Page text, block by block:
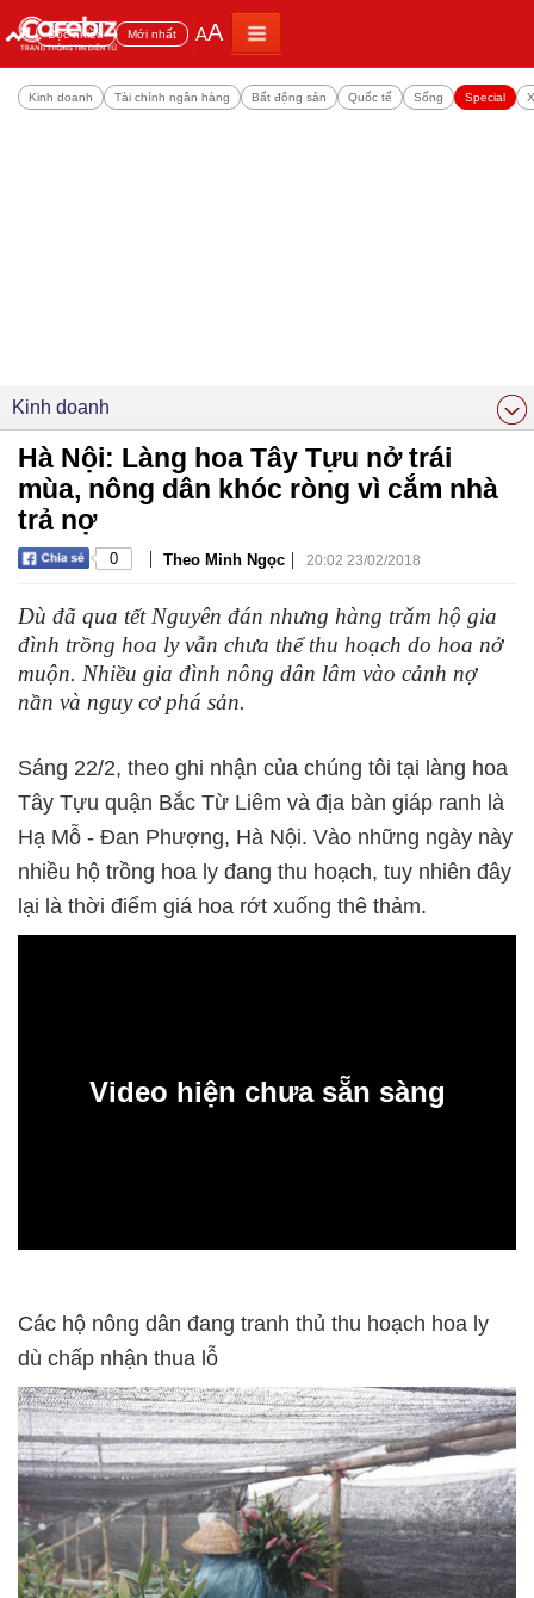
Đọc nhiều Mới nhất AA
Kinh doanh Tài chính ngân hàng Bất động sản Quốc tế Sống Special
Kinh doanh
Hà Nội: Làng hoa Tây Tựu nở trái
mùa, nông dân khóc ròng vì cắm nhà
trả nợ
0 | Theo Minh Ngọc | 20:02 23/02/2018
Dù đã qua tết Nguyên đán nhưng hàng trăm hộ gia
đình trồng hoa ly vẫn chưa thể thu hoạch do hoa nở
muộn. Nhiều gia đình nông dân lâm vào cảnh nợ
nần và nguy cơ phá sản.
Sáng 22/2, theo ghi nhận của chúng tôi tại làng hoa
Tây Tựu quận Bắc Từ Liêm và địa bàn giáp ranh là
Hạ Mỗ - Đan Phượng, Hà Nội. Vào những ngày này
nhiều hộ trồng hoa ly đang thu hoạch, tuy nhiên đây
lại là thời điểm giá hoa rớt xuống thê thảm.
Video hiện chưa sẵn sàng
Các hộ nông dân đang tranh thủ thu hoạch hoa ly
dù chấp nhận thua lỗ